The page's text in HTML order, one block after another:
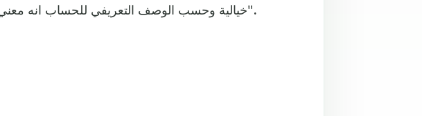
خيالية وحسب الوصف التعريفي للحساب انه معني بالحقوق الرقمية والحماية من الابتزاز".